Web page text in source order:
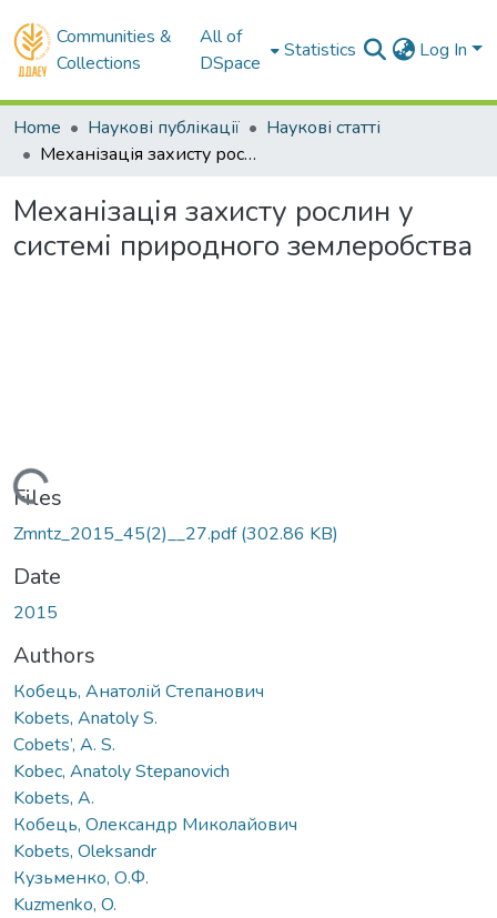
Communities &
Collections
All of
DSpace
Statistics Log In
Home Наукові публікації
Наукові статті
Механізація захисту рослин у системі природного землеробства
Механізація захисту рослин у
системі природного землеробства
Files
Zmntz_2015_45(2)__27.pdf(302.86 KB)
Date
2015
Authors
Кобець, Анатолій Степанович
Kobets, Anatoly S.
Сobets’, A. S.
Kobec, Anatoly Stepanovich
Kobets, A.
Кобець, Олександр Миколайович
Kobets, Oleksandr
Кузьменко, О.Ф.
Kuzmenko, O.